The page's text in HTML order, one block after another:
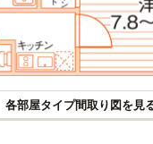
各部屋タイプ間取り図を見